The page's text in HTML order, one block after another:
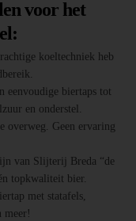
voor het
koeltechniek heb
eenvoudige biertaps tot
en onderstel.
overweg. Geen ervaring
van Slijterij Breda “de
topkwaliteit bier.
met statafels,
meer!